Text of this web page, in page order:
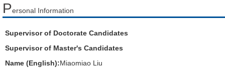
Personal Information
Supervisor of Doctorate Candidates
Supervisor of Master's Candidates
Name (English):Miaomiao Liu